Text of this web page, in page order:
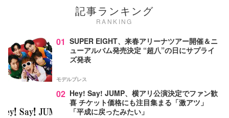
記事ランキング
RANKING
01 SUPER EIGHT、来春アリーナツアー開催＆ニ
ューアルバム発売決定 “超八”の日にサプライ
ズ発表
モデルプレス
02 Hey! Say! JUMP、横アリ公演決定でファン歓
喜 チケット価格にも注目集まる「激アツ」
「平成に戻ったみたい」